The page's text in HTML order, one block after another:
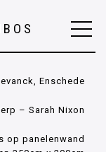
Enschede
– Sarah Nixon
op panelenwand,